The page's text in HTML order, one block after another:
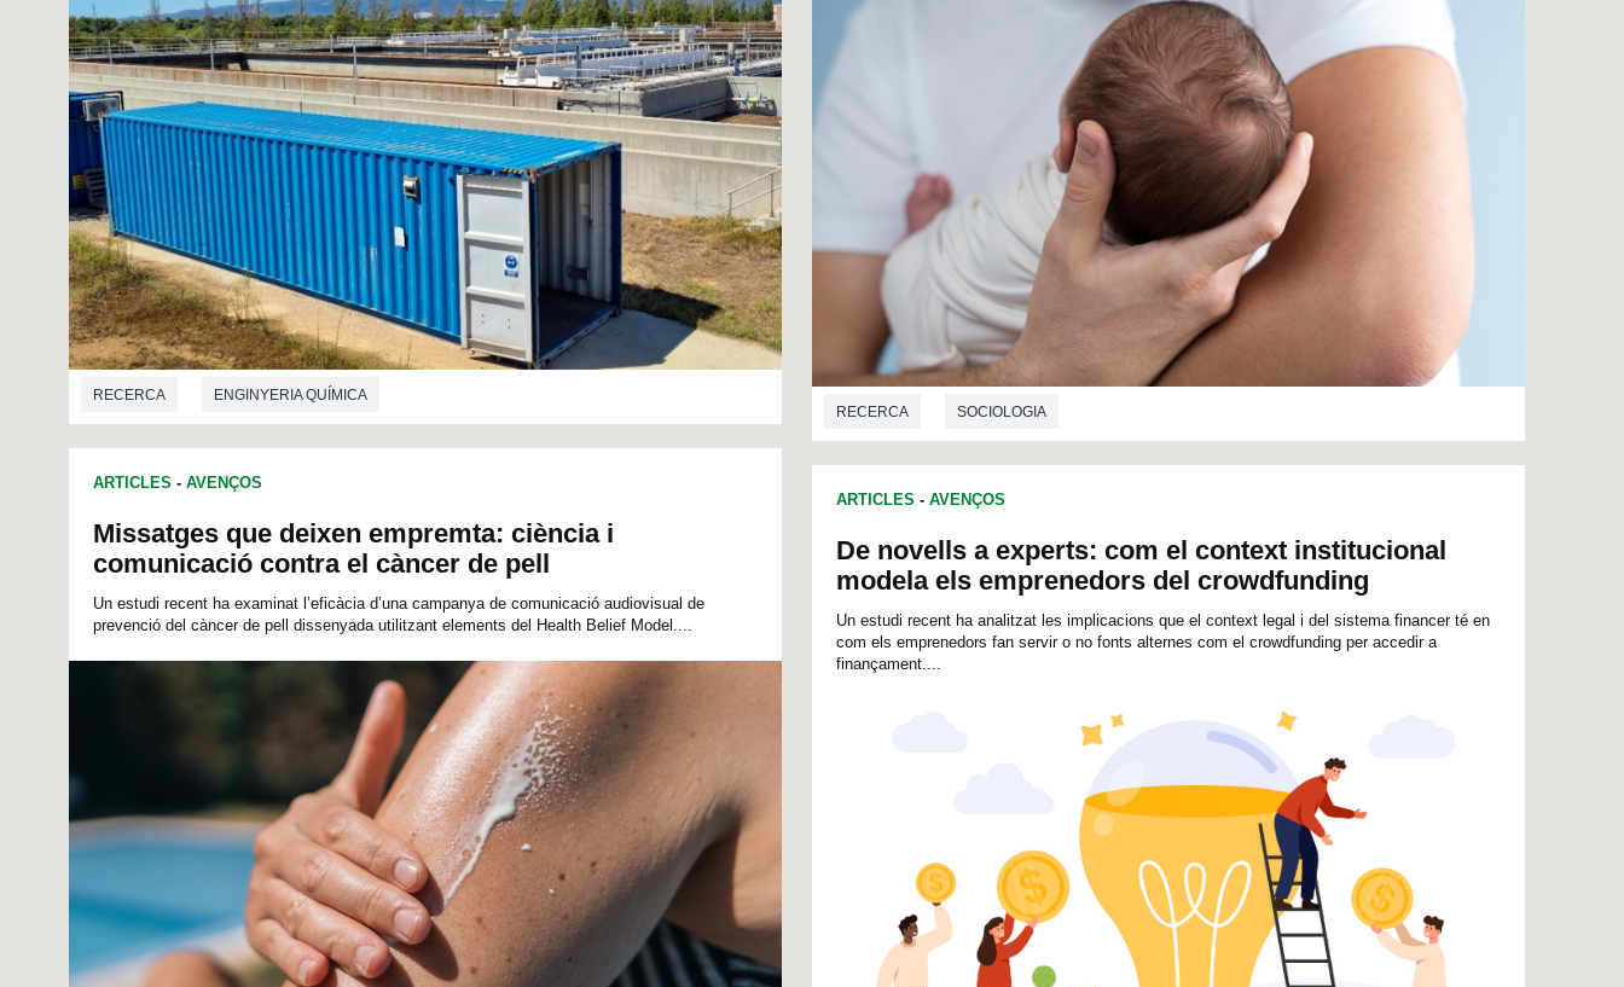
RECERCA ENGINYERIA QUÍMICA
ARTICLES - AVENÇOS
Missatges que deixen empremta: ciència i
comunicació contra el càncer de pell
Un estudi recent ha examinat l’eficàcia d’una campanya de comunicació audiovisual de
prevenció del càncer de pell dissenyada utilitzant elements del Health Belief Model....
RECERCA SOCIOLOGIA
ARTICLES - AVENÇOS
De novells a experts: com el context institucional
modela els emprenedors del crowdfunding
Un estudi recent ha analitzat les implicacions que el context legal i del sistema financer té en
com els emprenedors fan servir o no fonts alternes com el crowdfunding per accedir a
finançament....